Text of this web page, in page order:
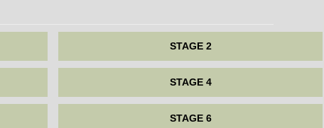
STAGE 2
STAGE 4
STAGE 6